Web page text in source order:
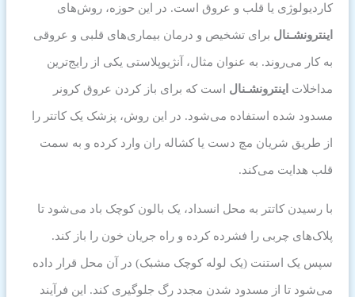
کاردیولوژی یا قلب و عروق است. در این حوزه، روش‌های
اینترونشـنال برای تشخیص و درمان بیماری‌های قلبی و عروقی
به کار می‌روند. به عنوان مثال، آنژیوپلاستی یکی از رایج‌ترین
مداخلات اینترونشـنال است که برای باز کردن عروق کرونر
مسدود شده استفاده می‌شود. در این روش، پزشک یک کاتتر را
از طریق شریان مچ دست یا کشاله ران وارد کرده و به سمت
قلب هدایت می‌کند.
با رسیدن کاتتر به محل انسداد، یک بالون کوچک باد می‌شود تا
پلاک‌های چربی را فشرده کرده و راه جریان خون را باز کند.
سپس یک استنت (یک لوله کوچک مشبک) در آن محل قرار داده
می‌شود تا از مسدود شدن مجدد رگ جلوگیری کند. این فرآیند